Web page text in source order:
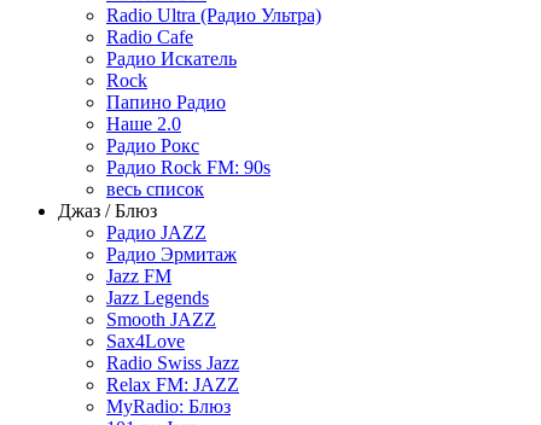
Radio Ultra (Радио Ультра)
Radio Cafe
Радио Искатель
Rock
Папино Радио
Наше 2.0
Радио Рокс
Радио Rock FM: 90s
весь список
Джаз / Блюз
Радио JAZZ
Радио Эрмитаж
Jazz FM
Jazz Legends
Smooth JAZZ
Sax4Love
Radio Swiss Jazz
Relax FM: JAZZ
MyRadio: Блюз